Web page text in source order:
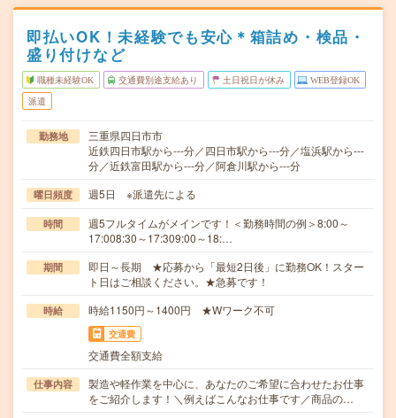
即払いOK！未経験でも安心＊箱詰め・検品・
盛り付けなど
職種未経験OK 交通費別途支給あり 土日祝日が休み WEB登録OK
派遣
勤務地
三重県四日市市
近鉄四日市駅から---分／四日市駅から---分／塩浜駅から---
分／近鉄富田駅から---分／阿倉川駅から---分
曜日頻度 週5日 ※派遣先による
時間
週5フルタイムがメインです！＜勤務時間の例＞8:00～
17:008:30～17:309:00～18:…
期間
即日～長期 ★応募から「最短2日後」に勤務OK！スター
ト日はご相談ください。★急募です！
時給 時給1150円～1400円 ★Wワーク不可
交通費
交通費全額支給
仕事内容
製造や軽作業を中心に、あなたのご希望に合わせたお仕事
をご紹介します！＼例えばこんなお仕事です／商品の…